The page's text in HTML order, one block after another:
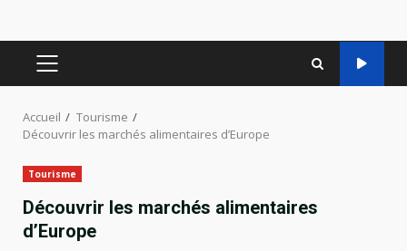
MENU
Accueil
Tourisme
Découvrir les marchés alimentaires d’Europe
Tourisme
Découvrir les marchés alimentaires
d’Europe